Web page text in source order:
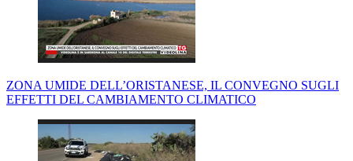
ZONA UMIDE DELL’ORISTANESE, IL CONVEGNO SUGLI
EFFETTI DEL CAMBIAMENTO CLIMATICO